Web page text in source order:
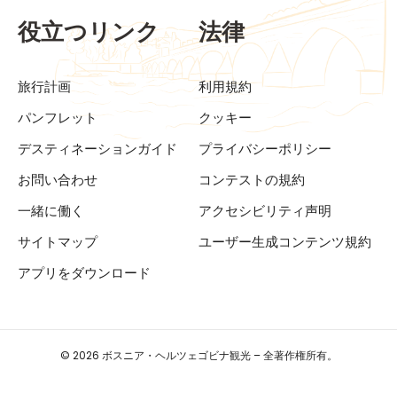
役立つリンク
旅行計画
パンフレット
デスティネーションガイド
お問い合わせ
一緒に働く
サイトマップ
アプリをダウンロード
法律
利用規約
クッキー
プライバシーポリシー
コンテストの規約
アクセシビリティ声明
ユーザー生成コンテンツ規約
© 2026 ボスニア・ヘルツェゴビナ観光 – 全著作権所有。